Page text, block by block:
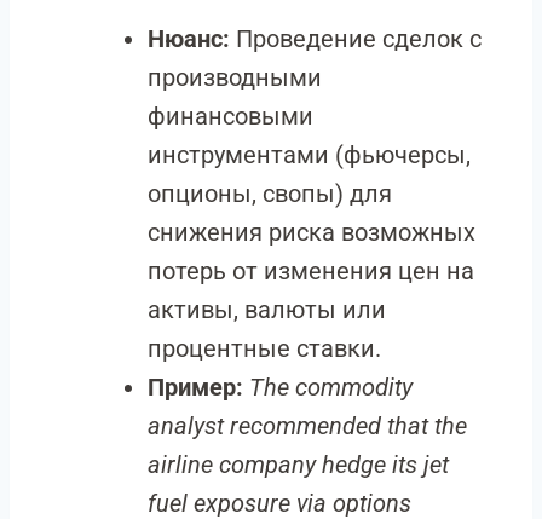
Нюанс: Проведение сделок с
производными
финансовыми
инструментами (фьючерсы,
опционы, свопы) для
снижения риска возможных
потерь от изменения цен на
активы, валюты или
процентные ставки.
Пример: The commodity
analyst recommended that the
airline company hedge its jet
fuel exposure via options